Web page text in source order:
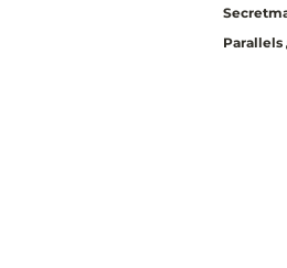
Parallels